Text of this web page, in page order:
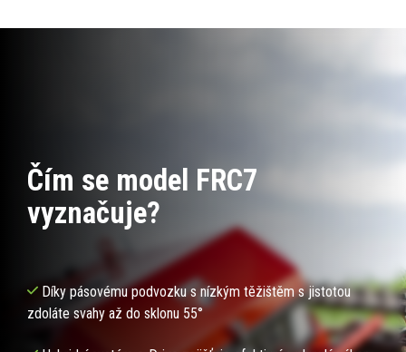
Čím se model FRC7
vyznačuje?
Díky pásovému podvozku s nízkým těžištěm s jistotou
zdoláte svahy až do sklonu 55°